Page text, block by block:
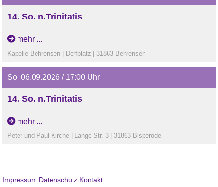
14. So. n.Trinitatis
Gottesdienst in Behrensen
mehr ...
Kapelle Behrensen | Dorfplatz | 31863 Behrensen
So, 06.09.2026 / 17:00 Uhr
14. So. n.Trinitatis
Begrüßungsgottesdienst der neuen Vorkonfirmand*innen
der Region Ith in Bisperode
mehr ...
Peter-und-Paul-Kirche | Lange Str. 3 | 31863 Bisperode
Impressum Datenschutz Kontakt